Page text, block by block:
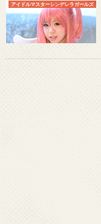
アイドルマスターシンデレラガールズ